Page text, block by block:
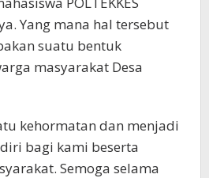
Yang mana hal tersebut
suatu bentuk
masyarakat Desa
kehormatan dan menjadi
bagi kami beserta
Semoga selama